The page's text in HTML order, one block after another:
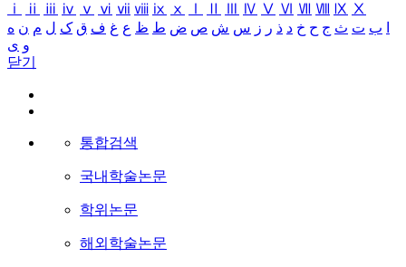
ⅰ
ⅱ ⅲ ⅳ ⅴ ⅵ ⅶ ⅷ ⅸ ⅹ Ⅳ Ⅴ Ⅵ Ⅶ Ⅷ Ⅸ Ⅹ
ب ت ث ج ح خ د ذ ر ز س ش ص ض ط ظ ع غ ف ق ک ل م ن ه
و ی
닫기
통합검색
국내학술논문
학위논문
해외학술논문